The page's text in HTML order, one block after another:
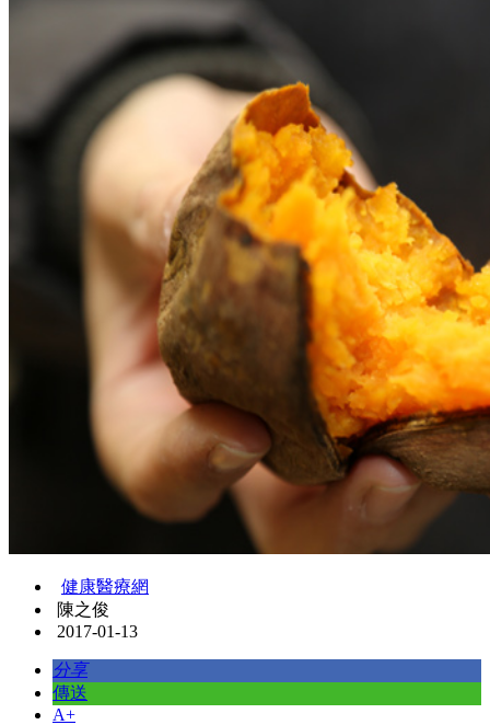
健康醫療網
陳之俊
2017-01-13
分享
傳送
A+